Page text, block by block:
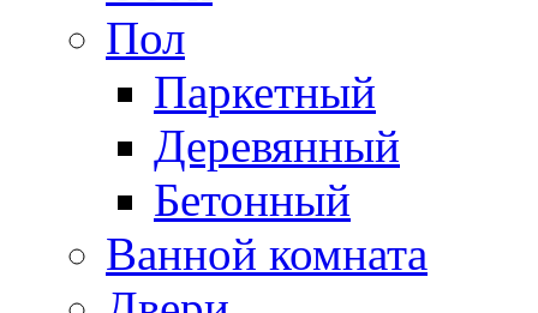
Пол
Паркетный
Деревянный
Бетонный
Ванной комната